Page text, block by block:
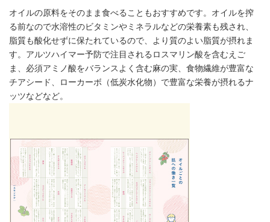
オイルの原料をそのまま食べることもおすすめです。オイルを搾
る前なので水溶性のビタミンやミネラルなどの栄養素も残され、
脂質も酸化せずに保たれているので、より質のよい脂質が摂れま
す。アルツハイマー予防で注目されるロスマリン酸を含むえご
ま、必須アミノ酸をバランスよく含む麻の実、食物繊維が豊富な
チアシード、ローカーボ（低炭水化物）で豊富な栄養が摂れるナ
ッツなどなど。